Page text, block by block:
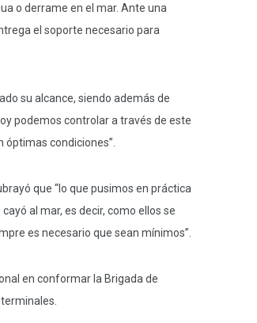
o derrame en el mar. Ante una
el soporte necesario para
su alcance, siendo además de
podemos controlar a través de este
condiciones”.
que “lo que pusimos en práctica
al mar, es decir, como ellos se
es necesario que sean mínimos”.
en conformar la Brigada de